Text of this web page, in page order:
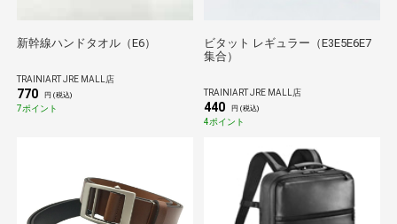
新幹線ハンドタオル（E6）
TRAINIART JRE MALL店
770 円 (税込)
7ポイント
ビタット レギュラー（E3E5E6E7
集合）
TRAINIART JRE MALL店
440 円 (税込)
4ポイント